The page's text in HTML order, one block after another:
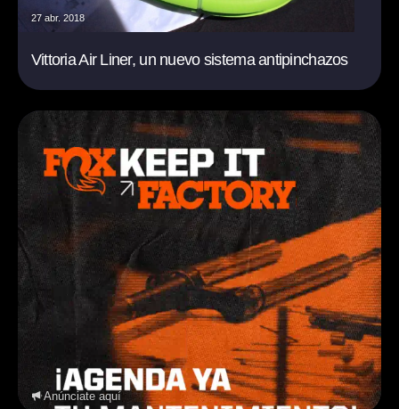
27 abr. 2018
Vittoria Air Liner, un nuevo sistema antipinchazos
Anúnciate aquí